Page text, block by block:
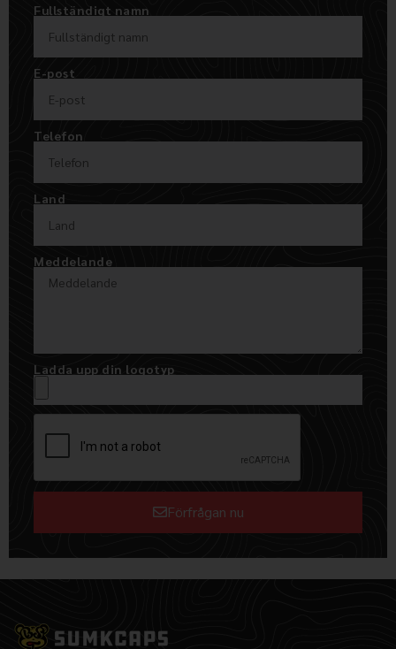
Fullständigt namn
E-post
Telefon
Land
Meddelande
Ladda upp din logotyp
Förfrågan nu